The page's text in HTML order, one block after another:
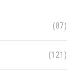
(87)
(121)